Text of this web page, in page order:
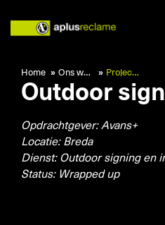
Home
Diensten
Over ons
Nieuws
Home Ons werk Project Avans+
Outdoor
Opdrachtgever: Avans+
Locatie: Breda
Dienst: Outdoor signing en
Status: Wrapped up